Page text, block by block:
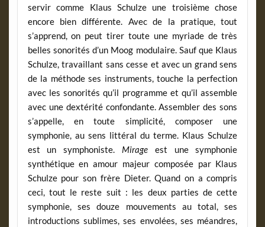
servir comme Klaus Schulze une troisième chose
encore bien différente. Avec de la pratique, tout
s’apprend, on peut tirer toute une myriade de très
belles sonorités d’un Moog modulaire. Sauf que Klaus
Schulze, travaillant sans cesse et avec un grand sens
de la méthode ses instruments, touche la perfection
avec les sonorités qu’il programme et qu’il assemble
avec une dextérité confondante. Assembler des sons
s’appelle, en toute simplicité, composer une
symphonie, au sens littéral du terme. Klaus Schulze
est un symphoniste. Mirage est une symphonie
synthétique en amour majeur composée par Klaus
Schulze pour son frère Dieter. Quand on a compris
ceci, tout le reste suit : les deux parties de cette
symphonie, ses douze mouvements au total, ses
introductions sublimes, ses envolées, ses méandres,